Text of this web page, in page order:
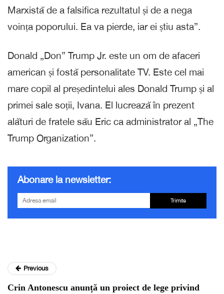
Marxistă de a falsifica rezultatul și de a nega
voința poporului. Ea va pierde, iar ei știu asta”.
Donald „Don” Trump Jr. este un om de afaceri
american și fostă personalitate TV. Este cel mai
mare copil al președintelui ales Donald Trump și al
primei sale soții, Ivana. El lucrează în prezent
alături de fratele său Eric ca administrator al „The
Trump Organization”.
Abonare la newsletter:
Trimite
Previous
Crin Antonescu anunță un proiect de lege privind